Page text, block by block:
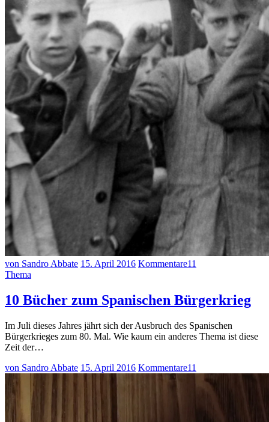
von Sandro Abbate 15. April 2016 Kommentare11
Thema
10 Bücher zum Spanischen Bürgerkrieg
Im Juli dieses Jahres jährt sich der Ausbruch des Spanischen
Bürgerkrieges zum 80. Mal. Wie kaum ein anderes Thema ist diese
Zeit der…
von Sandro Abbate 15. April 2016 Kommentare11